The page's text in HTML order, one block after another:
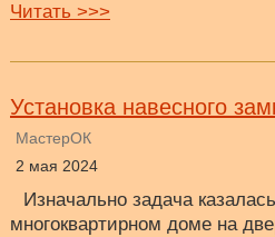
Читать >>>
Установка навесного
МастерОК
2 мая 2024
Изначально задача
многоквартирном доме на